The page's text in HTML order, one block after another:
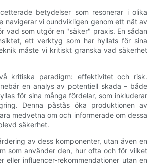
betydelser som resonerar i olika
navigerar vi oundvikligen genom ett nät av
som utgör en "säker" praxis. En sådan
ett verktyg som har hyllats för sina
måste vi kritiskt granska vad säkerhet
kritiska paradigm: effektivitet och risk.
en analys av potentiell skada – både
för sina många fördelar, som inkluderar
Denna påstås öka produktionen av
medvetna om och informerade om dessa
säkerhet.
av dess komponenter, utan även en
som använder den, hur ofta och för vilket
eller influencer-rekommendationer utan en